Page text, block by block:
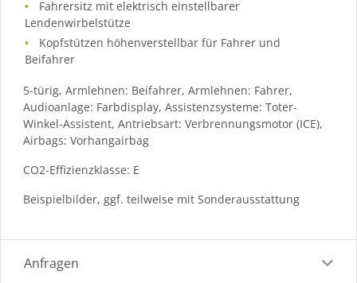
Fahrersitz mit elektrisch einstellbarer
Lendenwirbelstütze
Kopfstützen höhenverstellbar für Fahrer und
Beifahrer
5-türig, Armlehnen: Beifahrer, Armlehnen: Fahrer,
Audioanlage: Farbdisplay, Assistenzsysteme: Toter-
Winkel-Assistent, Antriebsart: Verbrennungsmotor (ICE),
Airbags: Vorhangairbag
CO2-Effizienzklasse: E
Beispielbilder, ggf. teilweise mit Sonderausstattung
Anfragen